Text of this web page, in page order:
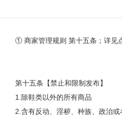
① 商家管理规则 第十五条；详见
第十五条【禁止和限制发布】
1.除鞋类以外的所有商品
2.含有反动、淫秽、种族、政治